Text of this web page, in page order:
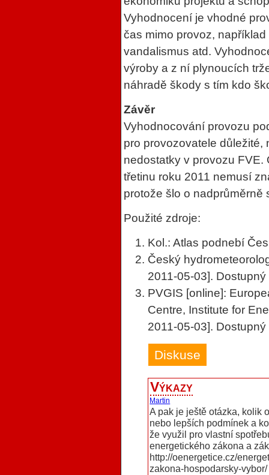
Vyhodnocení je vhodné
čas mimo provoz,
vandalismus atd.
výroby a z ní plynoucích
náhradě škody s tím kdo
Závěr
Vyhodnocování provozu
pro provozovatele
nedostatky v provozu
třetinu roku 2011 nemusí
protože šlo o nadprůměrně
Použité zdroje:
Kol.: Atlas podnebí
Český
2011-05-03]. Dostupný
PVGIS [online]:
Centre, Institute for
2011-05-03]. Dostupný
Diskuse
Výkazy
Martin
A pak je ještě otázka, kolik
nebo lepších podmínek a
že využil pro vlastní
energetického zákona a
http://oenergetice.cz/
zakona-hospodarsky-vybor/